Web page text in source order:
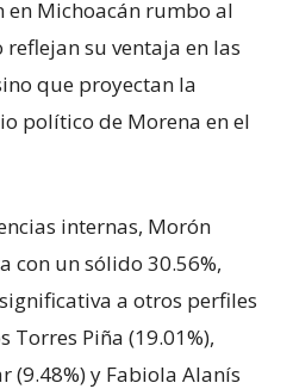
Michoacán rumbo al
reflejan su ventaja en las
que proyectan la
político de Morena en el
internas, Morón
con un sólido 30.56%,
a otros perfiles
Piña (19.01%),
y Fabiola Alanís